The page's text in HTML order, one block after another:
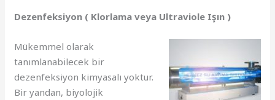
Dezenfeksiyon ( Klorlama veya Ultraviole Işın )
Mükemmel olarak
tanımlanabilecek bir
dezenfeksiyon kimyasalı yoktur.
Bir yandan, biyolojik